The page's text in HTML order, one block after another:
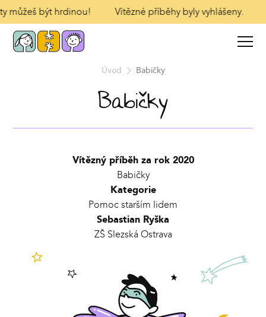
můžeš být hrdinou! Vítězné příběhy byly vyhlášeny.
Úvod Babičky
Babičky
Vítězný příběh za rok 2020
Babičky
Kategorie
Pomoc starším lidem
Sebastian Ryška
ZŠ Slezská Ostrava